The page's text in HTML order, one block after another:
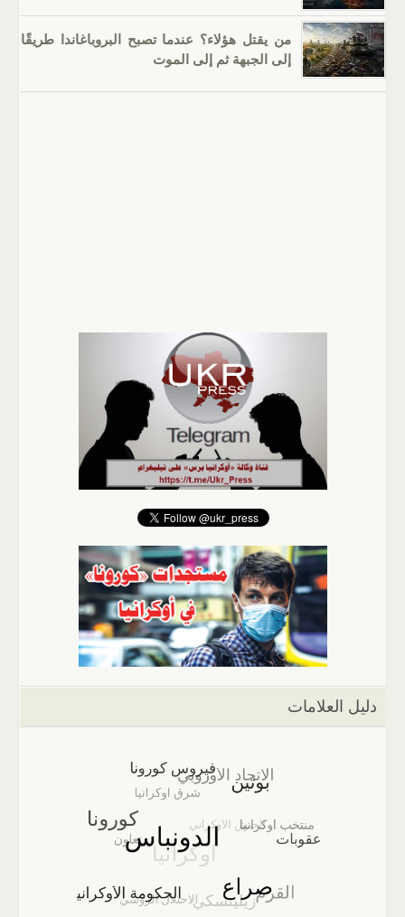
من يقتل هؤلاء؟ عندما تصبح البروباغاندا طريقًا
إلى الجبهة ثم إلى الموت
دليل العلامات